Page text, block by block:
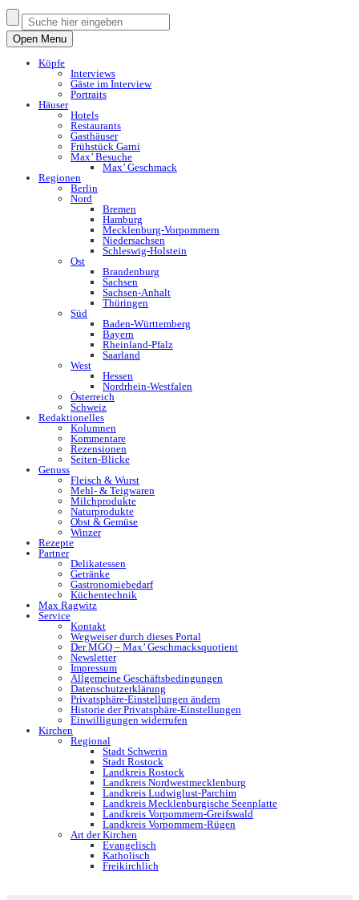
Open Menu
Köpfe
Interviews
Gäste im Interview
Portraits
Häuser
Hotels
Restaurants
Gasthäuser
Frühstück Garni
Max’ Besuche
Max’ Geschmack
Regionen
Berlin
Nord
Bremen
Hamburg
Mecklenburg-Vorpommern
Niedersachsen
Schleswig-Holstein
Ost
Brandenburg
Sachsen
Sachsen-Anhalt
Thüringen
Süd
Baden-Württemberg
Bayern
Rheinland-Pfalz
Saarland
West
Hessen
Nordrhein-Westfalen
Österreich
Schweiz
Redaktionelles
Kolumnen
Kommentare
Rezensionen
Seiten-Blicke
Genuss
Fleisch & Wurst
Mehl- & Teigwaren
Milchprodukte
Naturprodukte
Obst & Gemüse
Winzer
Rezepte
Partner
Delikatessen
Getränke
Gastronomiebedarf
Küchentechnik
Max Ragwitz
Service
Kontakt
Wegweiser durch dieses Portal
Der MGQ – Max’ Geschmacksquotient
Newsletter
Impressum
Allgemeine Geschäftsbedingungen
Datenschutzerklärung
Privatsphäre-Einstellungen ändern
Historie der Privatsphäre-Einstellungen
Einwilligungen widerrufen
Kirchen
Regional
Stadt Schwerin
Stadt Rostock
Landkreis Rostock
Landkreis Nordwestmecklenburg
Landkreis Ludwiglust-Parchim
Landkreis Mecklenburgische Seenplatte
Landkreis Vorpommern-Greifswald
Landkreis Vorpommern-Rügen
Art der Kirchen
Evangelisch
Katholisch
Freikirchlich